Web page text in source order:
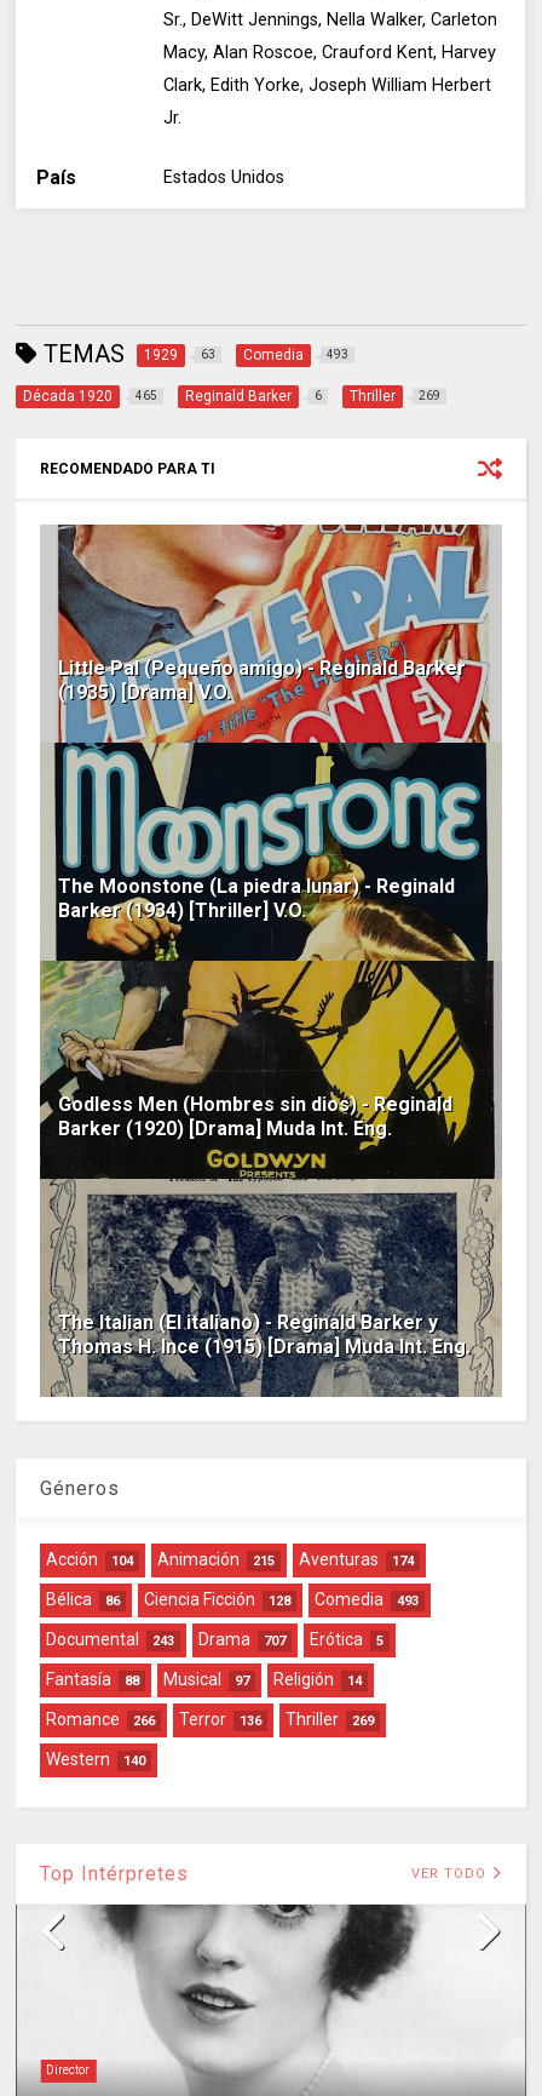
Sr., DeWitt Jennings, Nella Walker, Carleton
Macy, Alan Roscoe, Crauford Kent, Harvey
Clark, Edith Yorke, Joseph William Herbert
Jr.
País Estados Unidos
TEMAS 1929 63 Comedia 493
Década 1920 465 Reginald Barker 6 Thriller 269
RECOMENDADO PARA TI
Little Pal (Pequeño amigo) - Reginald Barker
(1935) [Drama] V.O.
The Moonstone (La piedra lunar) - Reginald
Barker (1934) [Thriller] V.O.
Godless Men (Hombres sin dios) - Reginald
Barker (1920) [Drama] Muda Int. Eng.
The Italian (El italiano) - Reginald Barker y
Thomas H. Ince (1915) [Drama] Muda Int. Eng.
Géneros
Acción 104 Animación 215 Aventuras 174
Bélica 86 Ciencia Ficción 128 Comedia 493
Documental 243 Drama 707 Erótica 5
Fantasía 88 Musical 97 Religión 14
Romance 266 Terror 136 Thriller 269
Western 140
Top Intérpretes VER TODO
Director